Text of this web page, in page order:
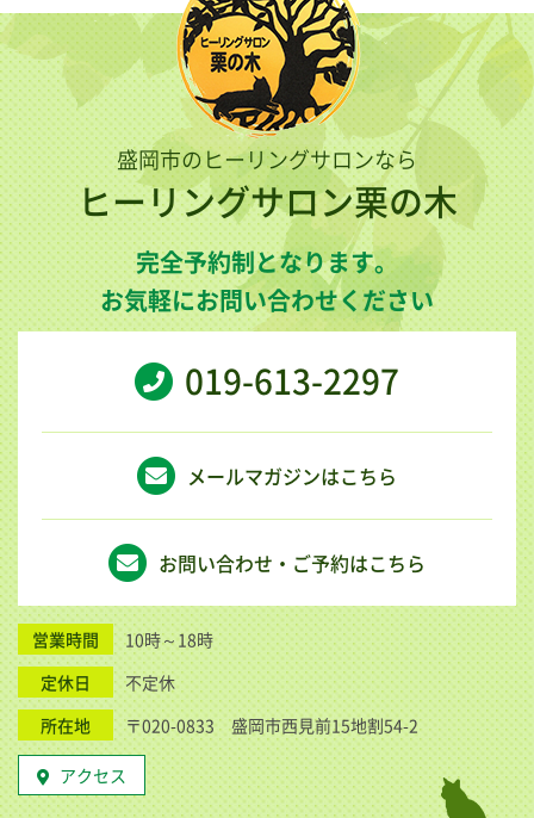
盛岡市のヒーリングサロンなら
ヒーリングサロン栗の木
完全予約制となります。
お気軽にお問い合わせください
019-613-2297
メールマガジンはこちら
お問い合わせ・ご予約はこちら
営業時間
10時～18時
定休日
不定休
所在地
〒020-0833 盛岡市西見前15地割54-2
アクセス